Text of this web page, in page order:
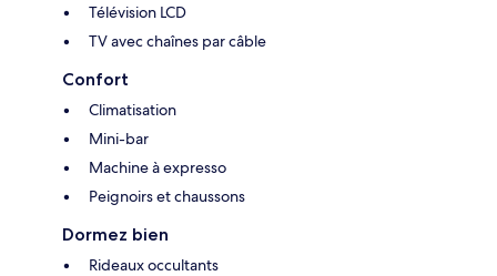
Télévision LCD
TV avec chaînes par câble
Confort
Climatisation
Mini-bar
Machine à expresso
Peignoirs et chaussons
Dormez bien
Rideaux occultants